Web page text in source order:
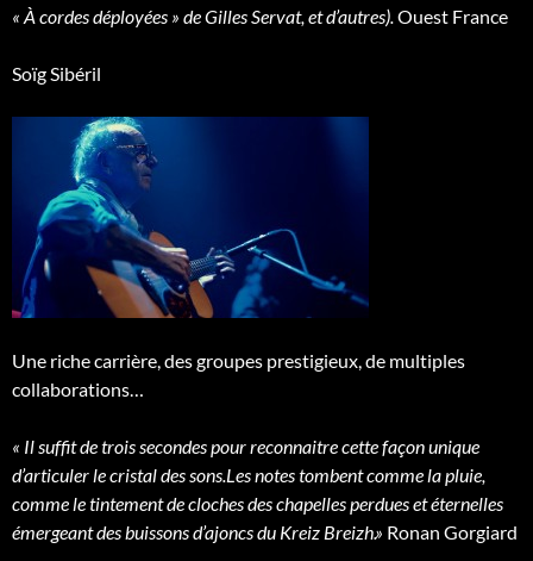
« À cordes déployées » de Gilles Servat, et d’autres).Ouest France
Soïg Sibéril
Une riche carrière, des groupes prestigieux, de multiples
collaborations…
« Il suffit de trois secondes pour reconnaitre cette façon unique
d’articuler le cristal des sons.Les notes tombent comme la pluie,
comme le tintement de cloches des chapelles perdues et éternelles
émergeant des buissons d’ajoncs du Kreiz Breizh.» Ronan Gorgiard